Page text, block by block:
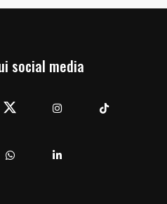
social media